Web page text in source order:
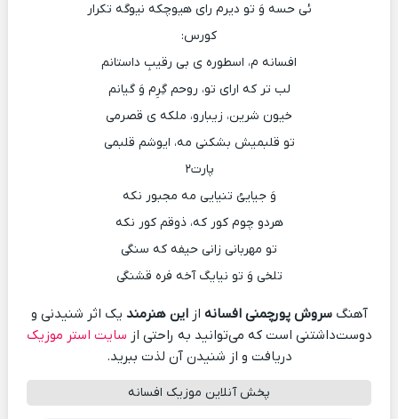
ئی حسه وَ تو دیرم رای هیوچکه نیوگه تکرار
کورس:
افسانه م، اسطوره ی بی رقیبِ داستانم
لب تر که ارای تو، روحم گِرِم وَ گیانم
خیون شرین، زیبارو، ملکه ی قصرمی
تو قلبمیش بشکنی مه، ایوشم قلبمی
پارت۲
وَ جیاییُ تنیایی مه مجبور نکه
هردو چوم کور که، ذوقم کور نکه
تو مهربانی زانی حیفه که سنگی
تلخی وَ تو نیایگ آخه فره قشنگی
آهنگسروش پورچمنی افسانه ازاین هنرمند یک اثر شنیدنی و
دوست‌داشتنی است که می‌توانید به راحتی از سایت استر موزیک
دریافت و از شنیدن آن لذت ببرید.
پخش آنلاین موزیک افسانه